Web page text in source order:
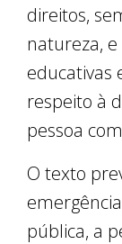
direitos,
natureza,
educativas
respeito à
pessoa
O texto
pública, a